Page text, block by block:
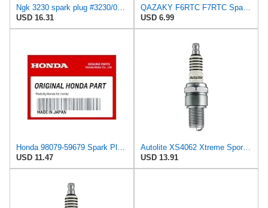
Ngk 3230 spark plug #3230/04 (3230)
USD 16.31
QAZAKY F6RTC F7RTC Spark Plug Compatible with NGK BPR6ES BP6ES 5534/BPR7ES V-line-19 Airdelco
USD 6.99
Honda 98079-59679 Spark Plug (Br9Eg)
USD 11.47
Autolite XS4062 Xtreme Sport Iridium Powersports Spark Plug, Pack of 1
USD 13.91